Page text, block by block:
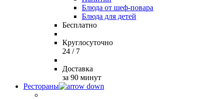
Блюда от шеф-повара
Блюда для детей
Бесплатно
Круглосуточно
24 / 7
Доставка
за 90 минут
Рестораны